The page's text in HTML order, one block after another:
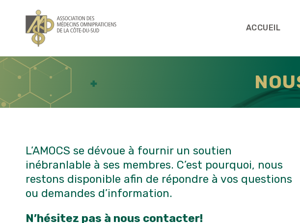
ACCUEIL
L’AMOCS se dévoue à fournir un soutien
inébranlable à ses membres. C’est pourquoi, nous
restons disponible afin de répondre à vos questions
ou demandes d’information.
N’hésitez pas à nous contacter!